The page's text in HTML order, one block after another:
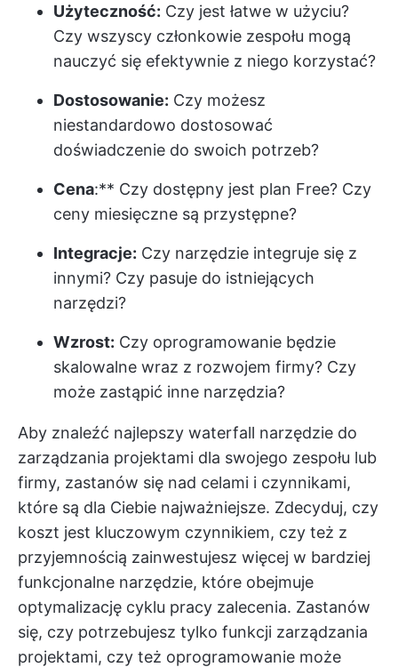
Użyteczność: Czy jest łatwe w użyciu?
Czy wszyscy członkowie zespołu mogą
nauczyć się efektywnie z niego korzystać?
Dostosowanie: Czy możesz
niestandardowo dostosować
doświadczenie do swoich potrzeb?
Cena:** Czy dostępny jest plan Free? Czy
ceny miesięczne są przystępne?
Integracje: Czy narzędzie integruje się z
innymi? Czy pasuje do istniejących
narzędzi?
Wzrost: Czy oprogramowanie będzie
skalowalne wraz z rozwojem firmy? Czy
może zastąpić inne narzędzia?
Aby znaleźć najlepszy waterfall narzędzie do
zarządzania projektami dla swojego zespołu lub
firmy, zastanów się nad celami i czynnikami,
które są dla Ciebie najważniejsze. Zdecyduj, czy
koszt jest kluczowym czynnikiem, czy też z
przyjemnością zainwestujesz więcej w bardziej
funkcjonalne narzędzie, które obejmuje
optymalizację cyklu pracy zalecenia. Zastanów
się, czy potrzebujesz tylko funkcji zarządzania
projektami, czy też oprogramowanie może